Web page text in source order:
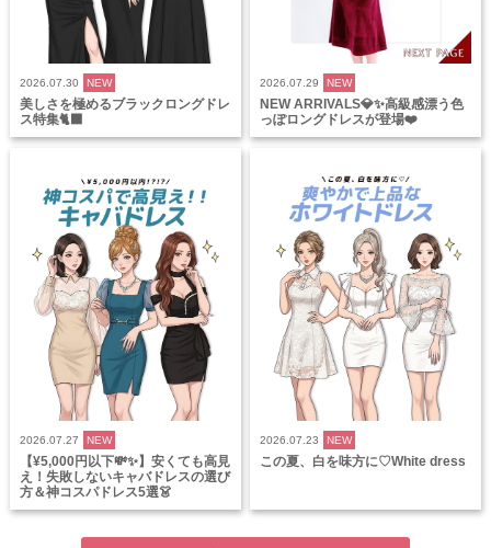
2026.07.30 NEW
美しさを極めるブラックロングドレ
ス特集🐈‍⬛
2026.07.29 NEW
NEW ARRIVALS💎✨高級感漂う色
っぽロングドレスが登場❤️
2026.07.27 NEW
【¥5,000円以下💸✨】安くても高見
え！失敗しないキャバドレスの選び
方＆神コスパドレス5選👗
2026.07.23 NEW
この夏、白を味方に♡White dress